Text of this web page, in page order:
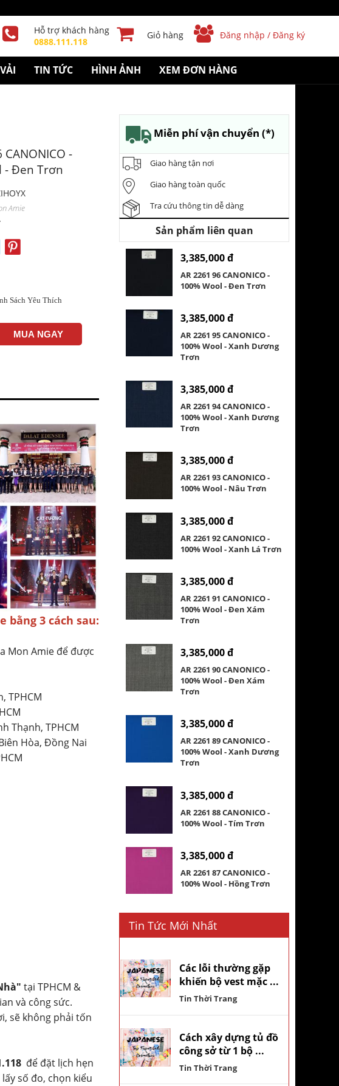
Hỗ trợ khách hàng
0888.111.118
Giỏ hàng Đăng nhập / Đăng ký
TIN TỨC HÌNH ẢNH XEM ĐƠN HÀNG
CANONICO -
- Đen Trơn
Amie
Sách Yêu Thích
MUA NGAY
bằng 3 cách sau:
Mon Amie để được
TPHCM
Thạnh, TPHCM
Hòa, Đồng Nai
tại TPHCM &
và công sức.
sẽ không phải tốn
để đặt lịch hẹn
số đo, chọn kiểu
Miễn phí vận chuyển (*)
Giao hàng tận nơi
Giao hàng toàn quốc
Tra cứu thông tin dễ dàng
Sản phẩm liên quan
3,385,000 đ
AR 2261 96 CANONICO -
100% Wool - Đen Trơn
3,385,000 đ
AR 2261 95 CANONICO -
100% Wool - Xanh Dương
Trơn
3,385,000 đ
AR 2261 94 CANONICO -
100% Wool - Xanh Dương
Trơn
3,385,000 đ
AR 2261 93 CANONICO -
100% Wool - Nâu Trơn
3,385,000 đ
AR 2261 92 CANONICO -
100% Wool - Xanh Lá Trơn
3,385,000 đ
AR 2261 91 CANONICO -
100% Wool - Đen Xám
Trơn
3,385,000 đ
AR 2261 90 CANONICO -
100% Wool - Đen Xám
Trơn
3,385,000 đ
AR 2261 89 CANONICO -
100% Wool - Xanh Dương
Trơn
3,385,000 đ
AR 2261 88 CANONICO -
100% Wool - Tím Trơn
3,385,000 đ
AR 2261 87 CANONICO -
100% Wool - Hồng Trơn
Tin Tức Mới Nhất
Các lỗi thường gặp
khiến bộ vest mặc ...
Tin Thời Trang
Cách xây dựng tủ đồ
công sở từ 1 bộ ...
Tin Thời Trang